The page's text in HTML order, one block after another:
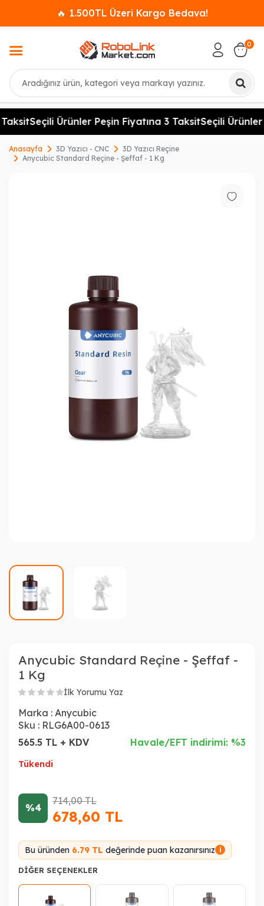
🔥 1.500TL Üzeri Kargo Bedava!
Ara
0
Seçili Ürünler Peşin Fiyatına 3 TaksitSeçili Ürünler
Anasayfa 3D Yazıcı - CNC
3D Yazıcı Reçine
Anycubic Standard Reçine - Şeffaf - 1 Kg
Anycubic Standard Reçine - Şeffaf -
1 Kg
İlk Yorumu Yaz
Marka : Anycubic
Sku : RLG6A00-0613
565.5 TL + KDV
Havale/EFT indirimi: %3
Tükendi
%4
714,00TL
678,60 TL
Bu üründen 6.79 TL değerinde puan kazanırsınız i
DIĞER SEÇENEKLER